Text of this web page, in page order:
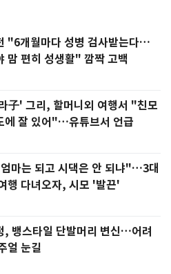
"6개월마다 성병 검사받는다…
맘 편히 성생활" 깜짝 고백
子' 그리, 할머니외 여행서 "친모
에 잘 있어"…유튜브서 언급
마는 되고 시댁은 안 되냐"…3대
행 다녀오자, 시모 '발끈'
, 뱅스타일 단발머리 변신…어려
얼 눈길